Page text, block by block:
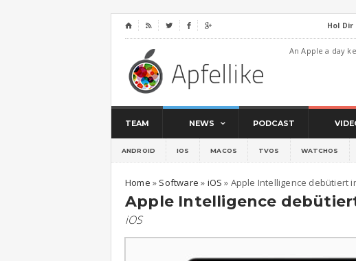
⌂     Hol Dir
An Apple a day
TEAM NEWS PODCAST
ANDROID IOS MACOS TVOS WATCHOS
Home » Software » iOS » Apple Intelligence debütiert
Apple Intelligence
iOS